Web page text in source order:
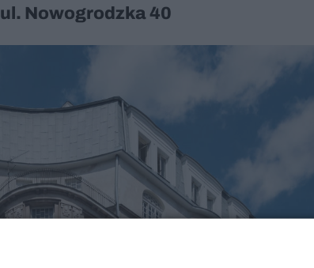
Nowogrodzka 40